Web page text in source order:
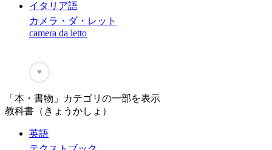
イタリア語
カメラ・ダ・レット
camera da letto
♥
「本・書物」カテゴリの一部を表示
教科書（きょうかしょ）
英語